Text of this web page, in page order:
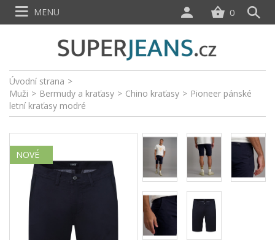
Úvodní strana >
Muži > Bermudy a kraťasy > Chino kraťasy > Pioneer pánské
letní kraťasy modré
NOVÉ
0
MENU